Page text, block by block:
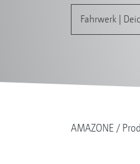
Fahrwerk |
AMAZONE